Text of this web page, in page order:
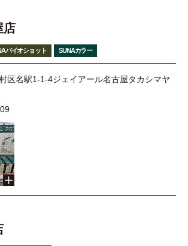
店
バイオショット SUNAカラー
区名駅1-1-4ジェイアール名古屋タカシマヤ